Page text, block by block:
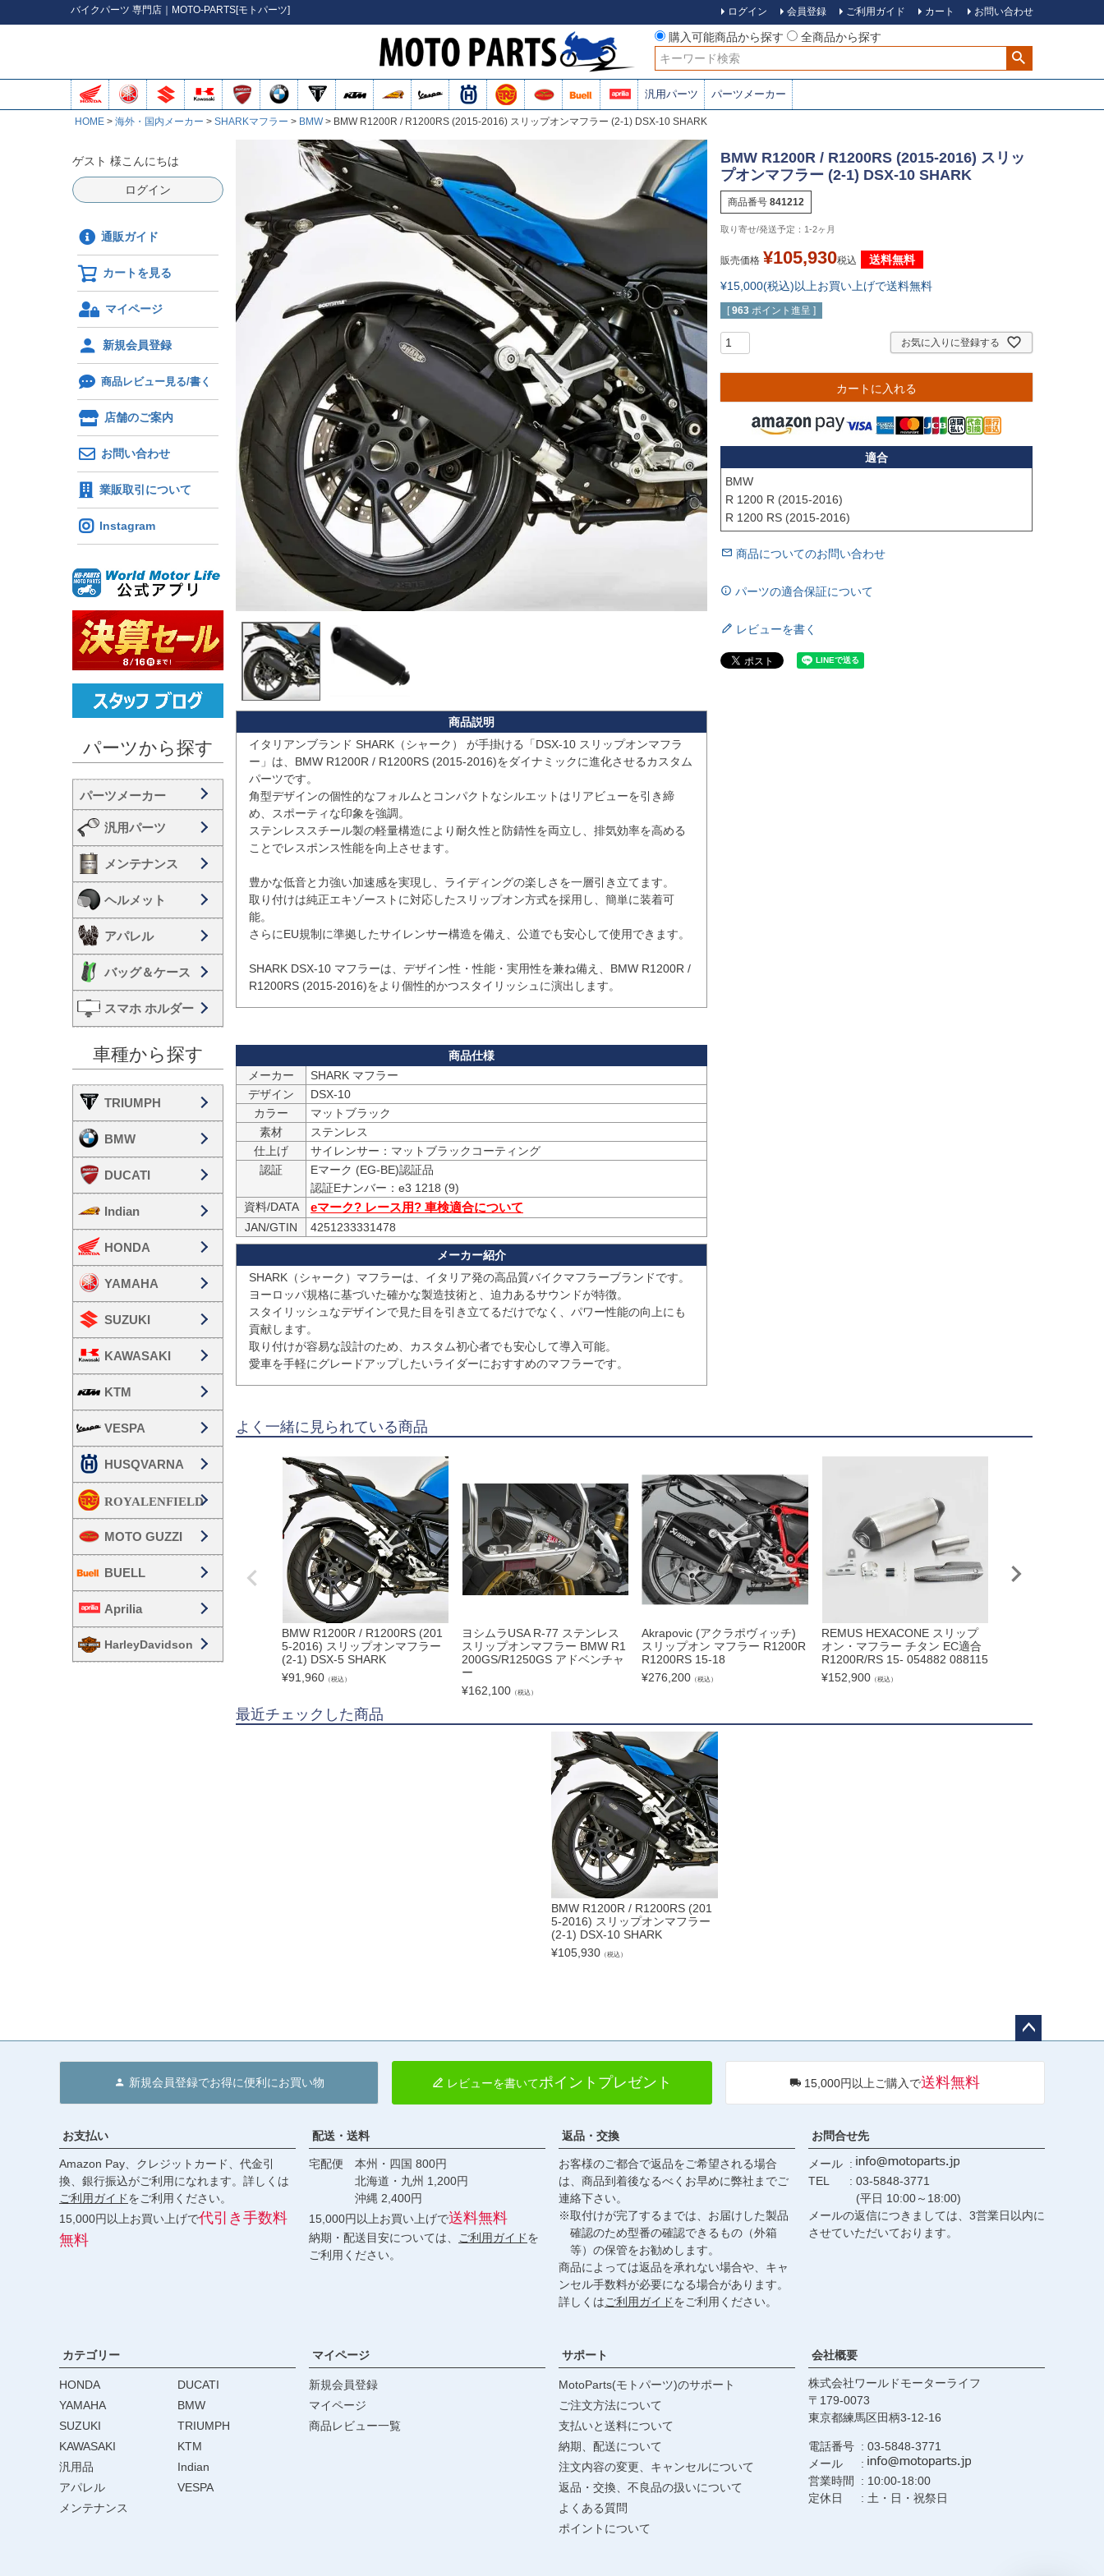
バイクパーツ 専門店｜MOTO-PARTS[モトパーツ] ログイン 会員登録 ご利用ガイド カート お問い合わせ
購入可能商品から探す
全商品から探す
検索
汎用パーツ パーツメーカー
HOME 海外・国内メーカー SHARKマフラー BMW BMW R1200R / R1200RS (2015-2016) スリップオンマフラー (2-1) DSX-10 SHARK
ゲスト 様こんにちは
ログイン
通販ガイド
カートを見る
マイページ
新規会員登録
商品レビュー見る/書く
店舗のご案内
お問い合わせ
業販取引について
Instagram
パーツから探す
汎用パーツ
メンテナンス
ヘルメット
アパレル
バッグ＆ケース
スマホ ホルダー
車種から探す
TRIUMPH
BMW
DUCATI
Indian
HONDA
YAMAHA
SUZUKI
KAWASAKI
KTM
VESPA
HUSQVARNA
MOTO GUZZI
BUELL
Aprilia
HarleyDavidson
イタリアンブランド SHARK（シャーク） が手掛ける「DSX-10 スリップオンマフラ
ー」は、BMW R1200R / R1200RS (2015-2016)をダイナミックに進化させるカスタム
パーツです。
角型デザインの個性的なフォルムとコンパクトなシルエットはリアビューを引き締
め、スポーティな印象を強調。
ステンレススチール製の軽量構造により耐久性と防錆性を両立し、排気効率を高める
ことでレスポンス性能を向上させます。
豊かな低音と力強い加速感を実現し、ライディングの楽しさを一層引き立てます。
取り付けは純正エキゾーストに対応したスリップオン方式を採用し、簡単に装着可
能。
さらにEU規制に準拠したサイレンサー構造を備え、公道でも安心して使用できます。
SHARK DSX-10 マフラーは、デザイン性・性能・実用性を兼ね備え、BMW R1200R /
R1200RS (2015-2016)をより個性的かつスタイリッシュに演出します。
メーカー
SHARK マフラー
デザイン
DSX-10
カラー
マットブラック
素材
ステンレス
仕上げ
認証
Eマーク (EG-BE)認証品
資料/DATA
eマーク? レース用? 車検適合について
JAN/GTIN 4251233331478
SHARK（シャーク）マフラーは、イタリア発の高品質バイクマフラーブランドです。
ヨーロッパ規格に基づいた確かな製造技術と、迫力あるサウンドが特徴。
スタイリッシュなデザインで見た目を引き立てるだけでなく、パワー性能の向上にも
貢献します。
取り付けが容易な設計のため、カスタム初心者でも安心して導入可能。
愛車を手軽にグレードアップしたいライダーにおすすめのマフラーです。
BMW R1200R / R1200RS (2015-2016) スリッ
プオンマフラー (2-1) DSX-10 SHARK
商品番号 841212
1-2ヶ月
販売価格 ¥105,930税込
送料無料
¥15,000(税込)以上お買い上げで送料無料
[ 963 ポイント進呈 ]
お気に入りに登録する
カートに入れる
適合
BMW
R 1200 R (2015-2016)
R 1200 RS (2015-2016)
商品についてのお問い合わせ
パーツの適合保証について
レビューを書く
よく一緒に見られている商品
BMW R1200R / R1200RS (201
5-2016) スリップオンマフラー
(2-1) DSX-5 SHARK
¥91,960 （税込）
ヨシムラUSA R-77 ステンレス
スリップオンマフラー BMW R1
200GS/R1250GS アドベンチャ
ー
¥162,100 （税込）
Akrapovic (アクラポヴィッチ)
スリップオン マフラー R1200R
R1200RS 15-18
¥276,200 （税込）
REMUS HEXACONE スリップ
オン・マフラー チタン EC適合
R1200R/RS 15- 054882 088115
¥152,900 （税込）
最近チェックした商品
BMW R1200R / R1200RS (201
5-2016) スリップオンマフラー
(2-1) DSX-10 SHARK
¥105,930（税込）
へ
新規会員登録でお得に便利にお買い物 レビューを書いてポイントプレゼント 15,000円以上ご購入で送料無料
お支払い
Amazon Pay、クレジットカード、代金引
換、銀行振込がご利用になれます。詳しくは
ご利用ガイドをご利用ください。
15,000円以上お買い上げで代引き手数料
無料
配送・送料
宅配便 本州・四国 800円
北海道・九州 1,200円
沖縄 2,400円
15,000円以上お買い上げで送料無料
納期・配送目安については、 ご利用ガイドを
ご利用ください。
返品・交換
お客様のご都合で返品をご希望される場合
は、商品到着後なるべくお早めに弊社までご
連絡下さい。
※取付けが完了するまでは、お届けした製品
確認のため型番の確認できるもの（外箱
等）の保管をお勧めします。
商品によっては返品を承れない場合や、キャ
ンセル手数料が必要になる場合があります。
詳しくはご利用ガイドをご利用ください。
お問合せ先
メール
TEL
03-5848-3771
(平日 10:00～18:00)
メールの返信につきましては、3営業日以内に
させていただいております。
カテゴリー
HONDA
YAMAHA
SUZUKI
KAWASAKI
汎用品
アパレル
メンテナンス
DUCATI
BMW
TRIUMPH
KTM
Indian
VESPA
マイページ
新規会員登録
マイページ
商品レビュー一覧
サポート
MotoParts(モトパーツ)のサポート
ご注文方法について
支払いと送料について
納期、配送について
注文内容の変更、キャンセルについて
返品・交換、不良品の扱いについて
よくある質問
ポイントについて
会社概要
株式会社ワールドモーターライフ
179-0073
東京都練馬区田柄3-12-16
電話番号
03-5848-3771
メール
営業時間
10:00-18:00
定休日
土・日・祝祭日